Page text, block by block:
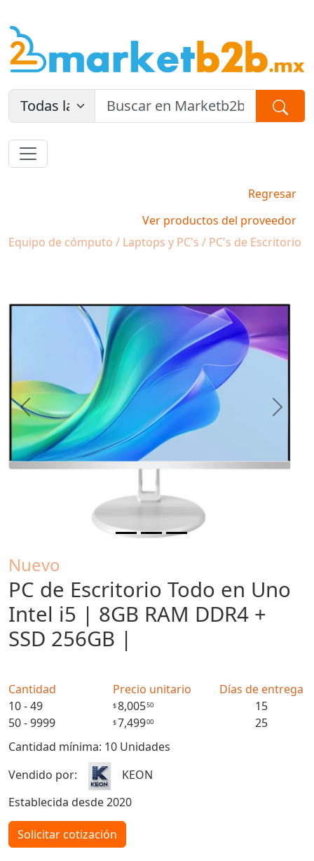
Regresar
Ver productos del proveedor
Equipo de cómputo / Laptops y PC's / PC's de Escritorio
Previous Next
Nuevo
PC de Escritorio Todo en Uno
Intel i5 | 8GB RAM DDR4 +
SSD 256GB |
Cantidad Precio unitario
Días de entrega
10 - 49
$8,00550
15
50 - 9999
$7,49900
25
Cantidad mínima: 10 Unidades
Vendido por:
KEON
Establecida desde 2020
Solicitar cotización